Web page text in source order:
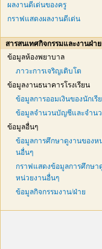
ผลงานดีเด่นของครู
กราฟแสดงผลงานดีเด่น
สารสนเทศกิจกรรมและงานฝ่า
ข้อมูลห้องพยาบาล
ภาวะการเจริญเติบโต
ข้อมูลงานธนาคารโรงเรียน
ข้อมูลการออมเงินของนักเรี
ข้อมูลจำนวนบัญชีและจำนว
ข้อมูลอื่นๆ
ข้อมูลการศึกษาดูงานของห
นอื่นๆ
กราฟแสดงข้อมูลการศึกษา
หน่วยงานอื่นๆ
ข้อมูลกิจกรรมงาน/ฝ่าย